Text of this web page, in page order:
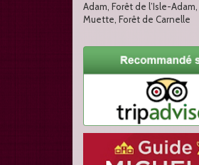
Adam, Forêt de l’Isle-
Muette, Forêt de Carnelle